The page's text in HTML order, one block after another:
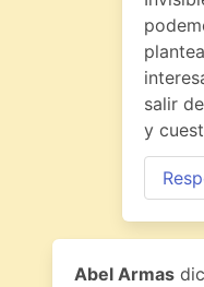
salir
y
Abel Armas